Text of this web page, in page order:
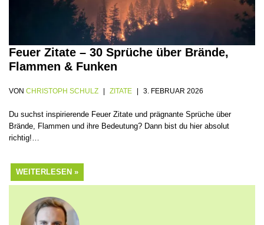
Feuer Zitate – 30 Sprüche über Brände,
Flammen & Funken
VON CHRISTOPH SCHULZ ZITATE 3. FEBRUAR 2026
Du suchst inspirierende Feuer Zitate und prägnante Sprüche über
Brände, Flammen und ihre Bedeutung? Dann bist du hier absolut
richtig!…
WEITERLESEN »